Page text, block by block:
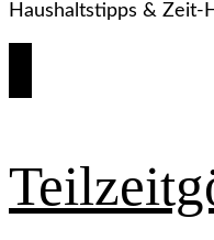
Haushaltstipps &